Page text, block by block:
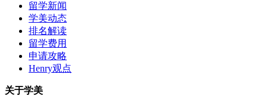
留学新闻
学美动态
排名解读
留学费用
申请攻略
Henry观点
关于学美